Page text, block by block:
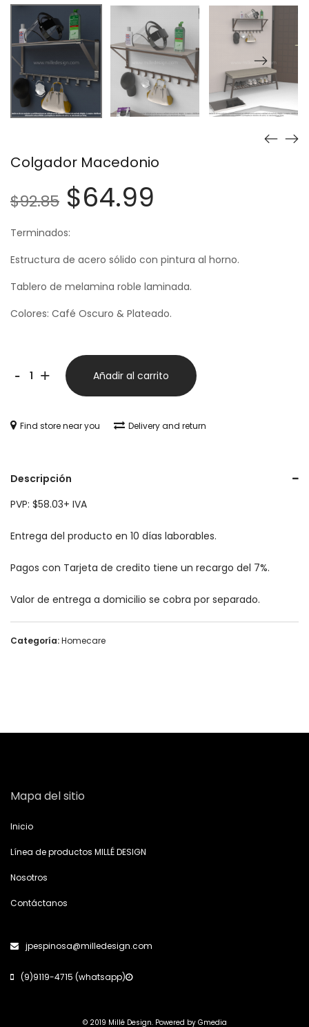
Colgador Macedonio
$92.85 $64.99
Terminados:
Estructura de acero sólido con pintura al horno.
Tablero de melamina roble laminada.
Colores: Café Oscuro & Plateado.
- + Añadir al carrito
Find store near you Delivery and return
Descripción
PVP: $58.03+ IVA
Entrega del producto en 10 días laborables.
Pagos con Tarjeta de credito tiene un recargo del 7%.
Valor de entrega a domicilio se cobra por separado.
Categoría:Homecare
Mapa del sitio
Inicio
Línea de productos MILLÉ DESIGN
Nosotros
Contáctanos
jpespinosa@milledesign.com
(9)9119-4715 (whatsapp)
© 2019 Millé Design. Powered by Gmedia